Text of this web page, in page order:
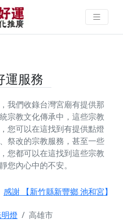
的好廟 | 拜好廟‧
緣的信仰
運服務
我們收錄台灣宮廟有提供那
宗教文化傳承中，這些宗教
您可以在這找到有提供點燈
祭改的宗教服務，甚至一些
您都可以在這找到這些宗教
您內心中的不安。
謝 【新竹縣新豐鄉 池和宮】 贊
燈
高雄市